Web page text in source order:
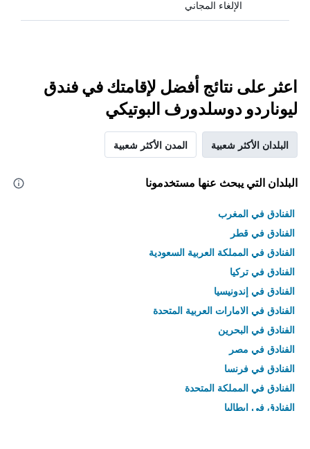
الإلغاء المجاني
اعثر على نتائج أفضل لإقامتك في فندق
ليوناردو دوسلدورف البوتيكي
البلدان الأكثر شعبية المدن الأكثر شعبية
البلدان التي يبحث عنها مستخدمونا
الفنادق في المغرب
الفنادق في قطر
الفنادق في المملكة العربية السعودية
الفنادق في تركيا
الفنادق في إندونيسيا
الفنادق في الامارات العربية المتحدة
الفنادق في البحرين
الفنادق في مصر
الفنادق في فرنسا
الفنادق في المملكة المتحدة
الفنادق في إيطاليا